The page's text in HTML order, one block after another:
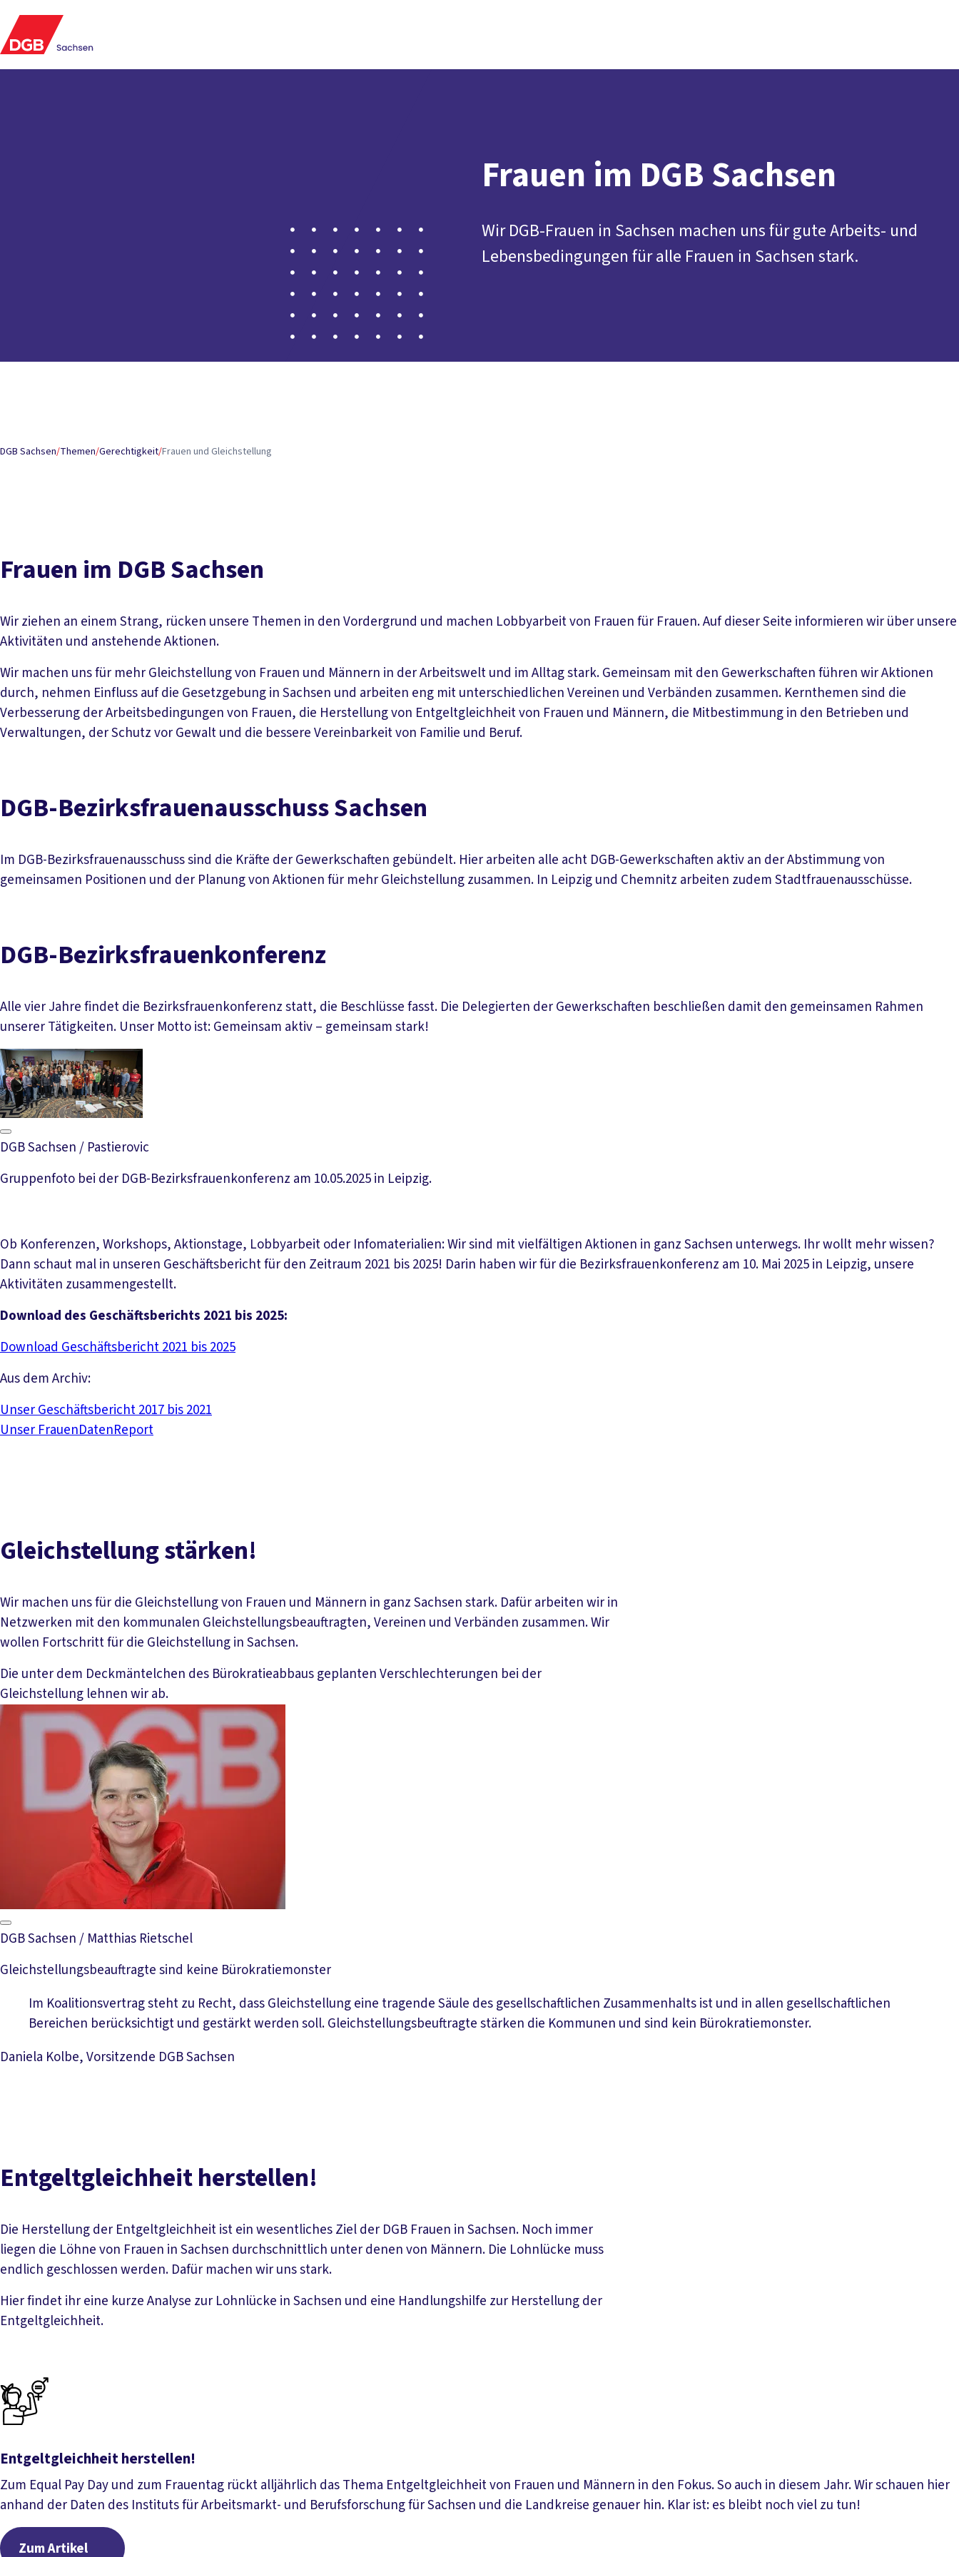
Frauen im DGB Sachsen
Wir DGB-Frauen in Sachsen machen uns für gute Arbeits- und
Lebensbedingungen für alle Frauen in Sachsen stark.
DGB Sachsen/Themen/Gerechtigkeit/Frauen und Gleichstellung
Frauen im DGB Sachsen
Wir ziehen an einem Strang, rücken unsere Themen in den Vordergrund und machen Lobbyarbeit von Frauen für Frauen. Auf dieser Seite informieren wir über unsere
Aktivitäten und anstehende Aktionen.
Wir machen uns für mehr Gleichstellung von Frauen und Männern in der Arbeitswelt und im Alltag stark. Gemeinsam mit den Gewerkschaften führen wir Aktionen
durch, nehmen Einfluss auf die Gesetzgebung in Sachsen und arbeiten eng mit unterschiedlichen Vereinen und Verbänden zusammen. Kernthemen sind die
Verbesserung der Arbeitsbedingungen von Frauen, die Herstellung von Entgeltgleichheit von Frauen und Männern, die Mitbestimmung in den Betrieben und
Verwaltungen, der Schutz vor Gewalt und die bessere Vereinbarkeit von Familie und Beruf.
DGB-Bezirksfrauenausschuss Sachsen
Im DGB-Bezirksfrauenausschuss sind die Kräfte der Gewerkschaften gebündelt. Hier arbeiten alle acht DGB-Gewerkschaften aktiv an der Abstimmung von
gemeinsamen Positionen und der Planung von Aktionen für mehr Gleichstellung zusammen. In Leipzig und Chemnitz arbeiten zudem Stadtfrauenausschüsse.
DGB-Bezirksfrauenkonferenz
Alle vier Jahre findet die Bezirksfrauenkonferenz statt, die Beschlüsse fasst. Die Delegierten der Gewerkschaften beschließen damit den gemeinsamen Rahmen
unserer Tätigkeiten. Unser Motto ist: Gemeinsam aktiv – gemeinsam stark!
DGB Sachsen / Pastierovic
Gruppenfoto bei der DGB-Bezirksfrauenkonferenz am 10.05.2025 in Leipzig.
Ob Konferenzen, Workshops, Aktionstage, Lobbyarbeit oder Infomaterialien: Wir sind mit vielfältigen Aktionen in ganz Sachsen unterwegs. Ihr wollt mehr wissen?
Dann schaut mal in unseren Geschäftsbericht für den Zeitraum 2021 bis 2025! Darin haben wir für die Bezirksfrauenkonferenz am 10. Mai 2025 in Leipzig, unsere
Aktivitäten zusammengestellt.
Download des Geschäftsberichts 2021 bis 2025:
Download Geschäftsbericht 2021 bis 2025
Aus dem Archiv:
Unser Geschäftsbericht 2017 bis 2021
Unser FrauenDatenReport
Gleichstellung stärken!
Wir machen uns für die Gleichstellung von Frauen und Männern in ganz Sachsen stark. Dafür arbeiten wir in
Netzwerken mit den kommunalen Gleichstellungsbeauftragten, Vereinen und Verbänden zusammen. Wir
wollen Fortschritt für die Gleichstellung in Sachsen.
Die unter dem Deckmäntelchen des Bürokratieabbaus geplanten Verschlechterungen bei der
Gleichstellung lehnen wir ab.
DGB Sachsen / Matthias Rietschel
Gleichstellungsbeauftragte sind keine Bürokratiemonster
Im Koalitionsvertrag steht zu Recht, dass Gleichstellung eine tragende Säule des gesellschaftlichen Zusammenhalts ist und in allen gesellschaftlichen
Bereichen berücksichtigt und gestärkt werden soll. Gleichstellungsbeuftragte stärken die Kommunen und sind kein Bürokratiemonster.
Daniela Kolbe, Vorsitzende DGB Sachsen
Entgeltgleichheit herstellen!
Die Herstellung der Entgeltgleichheit ist ein wesentliches Ziel der DGB Frauen in Sachsen. Noch immer
liegen die Löhne von Frauen in Sachsen durchschnittlich unter denen von Männern. Die Lohnlücke muss
endlich geschlossen werden. Dafür machen wir uns stark.
Hier findet ihr eine kurze Analyse zur Lohnlücke in Sachsen und eine Handlungshilfe zur Herstellung der
Entgeltgleichheit.
Entgeltgleichheit herstellen!
Zum Equal Pay Day und zum Frauentag rückt alljährlich das Thema Entgeltgleichheit von Frauen und Männern in den Fokus. So auch in diesem Jahr. Wir schauen hier
anhand der Daten des Instituts für Arbeitsmarkt- und Berufsforschung für Sachsen und die Landkreise genauer hin. Klar ist: es bleibt noch viel zu tun!
Zum Artikel